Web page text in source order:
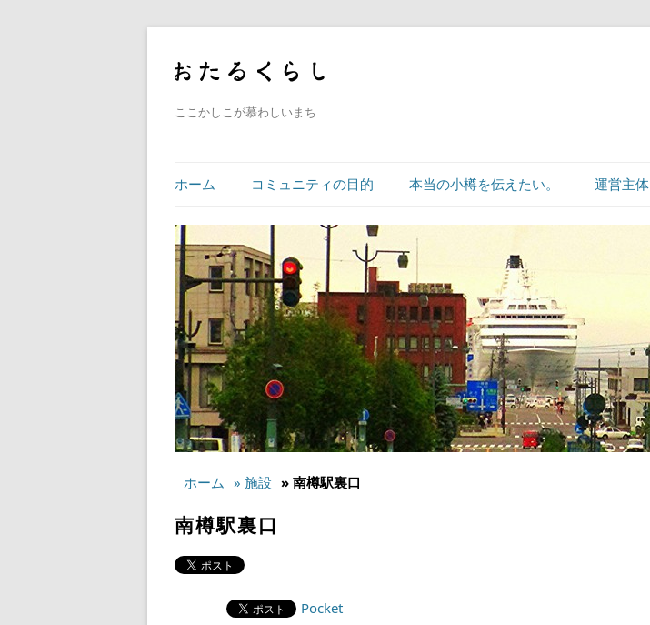
ここかしこが慕わしいまち
ホーム コミュニティの目的 本当の小樽を伝えたい。 運営主体
ホーム » 施設 » 南樽駅裏口
南樽駅裏口
Pocket